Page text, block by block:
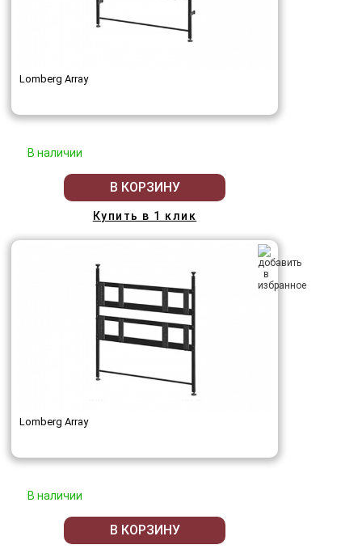
Lomberg Array
В наличии
В КОРЗИНУ
Купить в 1 клик
Lomberg Array
В наличии
В КОРЗИНУ